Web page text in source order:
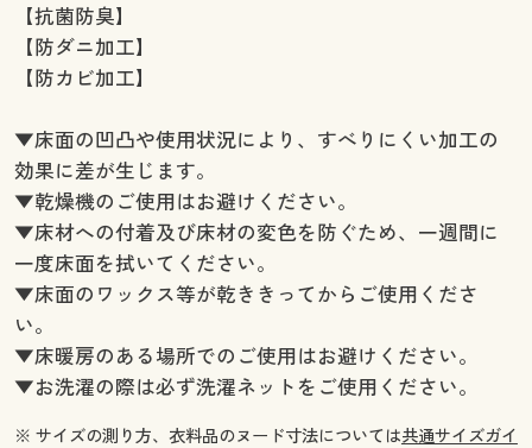
【抗菌防臭】
【防ダニ加工】
【防カビ加工】
▼床面の凹凸や使用状況により、すべりにくい加工の
効果に差が生じます。
▼乾燥機のご使用はお避けください。
▼床材への付着及び床材の変色を防ぐため、一週間に
一度床面を拭いてください。
▼床面のワックス等が乾ききってからご使用くださ
い。
▼床暖房のある場所でのご使用はお避けください。
▼お洗濯の際は必ず洗濯ネットをご使用ください。
※ サイズの測り方、衣料品のヌード寸法については共通サイズガイ